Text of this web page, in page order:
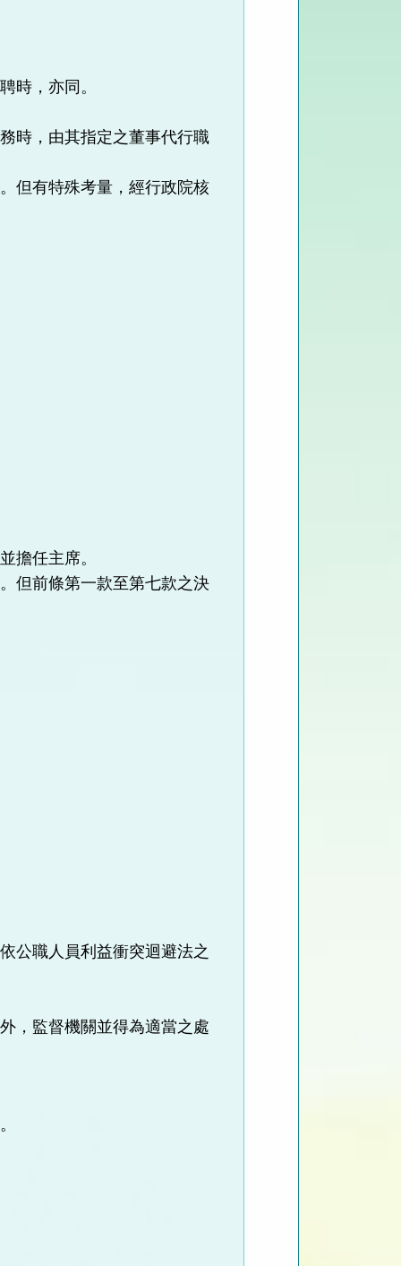
時，亦同。
時，由其指定之董事代行職
但有特殊考量，經行政院核
擔任主席。
但前條第一款至第七款之決
公職人員利益衝突迴避法之
，監督機關並得為適當之處